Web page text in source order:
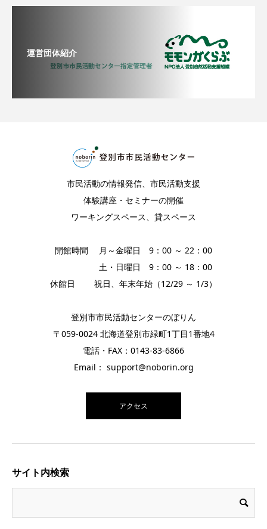
運営団体紹介
市民活動の情報発信、市民活動支援
体験講座・セミナーの開催
ワーキングスペース、貸スペース
開館時間 月～金曜日 9：00 ～ 22：00
土・日曜日 9：00 ～ 18：00
休館日 祝日、年末年始（12/29 ～ 1/3）
登別市市民活動センターのぼりん
〒059-0024 北海道登別市緑町1丁目1番地4
電話・FAX：0143-83-6866
Email： support@noborin.org
アクセス
サイト内検索